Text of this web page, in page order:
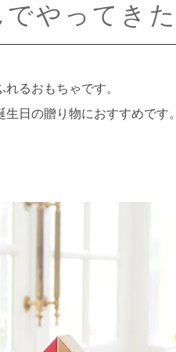
やってきた
るおもちゃです。
日の贈り物におすすめです。